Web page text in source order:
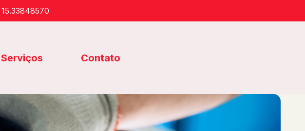
15.33848570
Serviços Contato